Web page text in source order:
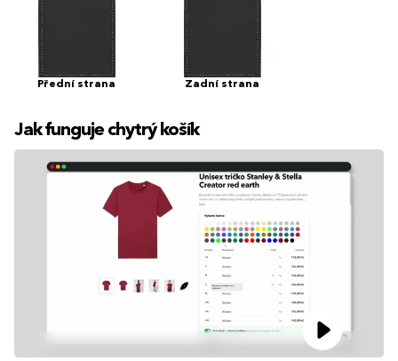
Přední strana Zadní strana
Jak funguje chytrý košík